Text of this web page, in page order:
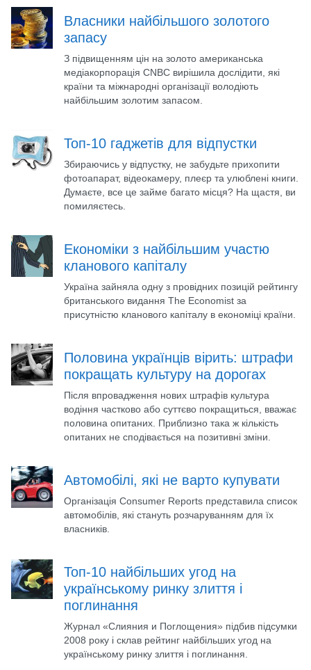
Власники найбільшого золотого
запасу
З підвищенням цін на золото американська
медіакорпорація CNBC вирішила дослідити, які
країни та міжнародні організації володіють
найбільшим золотим запасом.
Топ-10 гаджетів для відпустки
Збираючись у відпустку, не забудьте прихопити
фотоапарат, відеокамеру, плеєр та улюблені книги.
Думаєте, все це займе багато місця? На щастя, ви
помиляєтесь.
Економіки з найбільшим участю
кланового капіталу
Україна зайняла одну з провідних позицій рейтингу
британського видання The Economist за
присутністю кланового капіталу в економіці країни.
Половина українців вірить: штрафи
покращать культуру на дорогах
Після впровадження нових штрафів культура
водіння частково або суттєво покращиться, вважає
половина опитаних. Приблизно така ж кількість
опитаних не сподівається на позитивні зміни.
Автомобілі, які не варто купувати
Організація Consumer Reports представила список
автомобілів, які стануть розчаруванням для їх
власників.
Топ-10 найбільших угод на
українському ринку злиття і
поглинання
Журнал «Слияния и Поглощения» підбив підсумки
2008 року і склав рейтинг найбільших угод на
українському ринку злиття і поглинання.